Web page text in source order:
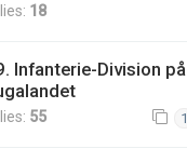
18
Infanterie-Division på
55 1